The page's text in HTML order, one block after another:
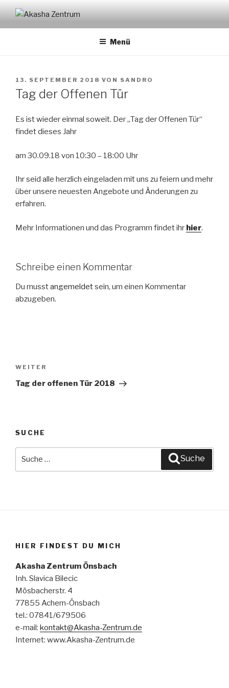
Inhalt
springenAKASHA ZENTRUM
Menü
VERÖFFENTLICHT
AM
13. SEPTEMBER 2018 VON SANDRO
Tag der Offenen Tür
Es ist wieder einmal soweit. Der „Tag der Offenen Tür“
findet dieses Jahr
am 30.09.18 von 10:30 – 18:00 Uhr
Ihr seid alle herzlich eingeladen mit uns zu feiern und mehr
über unsere neuesten Angebote und Änderungen zu
erfahren.
Mehr Informationen und das Programm findet ihr hier.
Schreibe einen Kommentar
Du musstangemeldetsein, um einen Kommentar
abzugeben.
Nächster
Beitrag
WEITER
Tag der offenen Tür 2018
SUCHE
Suche
HIER FINDEST DU MICH
Akasha Zentrum Önsbach
Inh. Slavica Bilecic
Mösbacherstr. 4
77855 Achern-Önsbach
tel.: 07841/679506
e-mail: kontakt@Akasha-Zentrum.de
Internet: www.Akasha-Zentrum.de